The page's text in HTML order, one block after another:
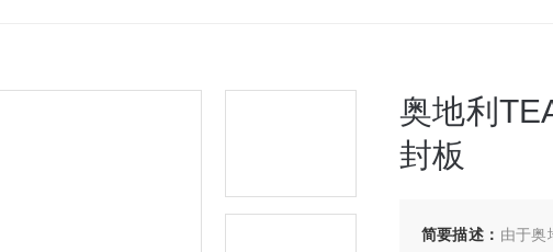
奥地利
封板
简要描述： 由于奥